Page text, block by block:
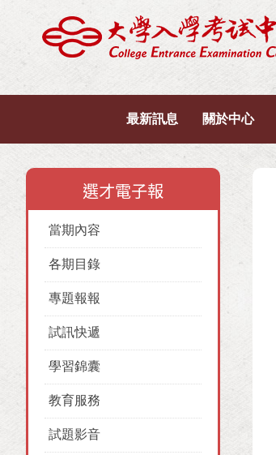
最新訊息 關於中心
選才電子報
當期內容
各期目錄
專題報報
試訊快遞
學習錦囊
教育服務
試題影音